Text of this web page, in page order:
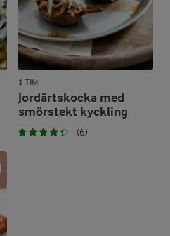
1 TIM
Jordärtskocka med
smörstekt kyckling
(6)